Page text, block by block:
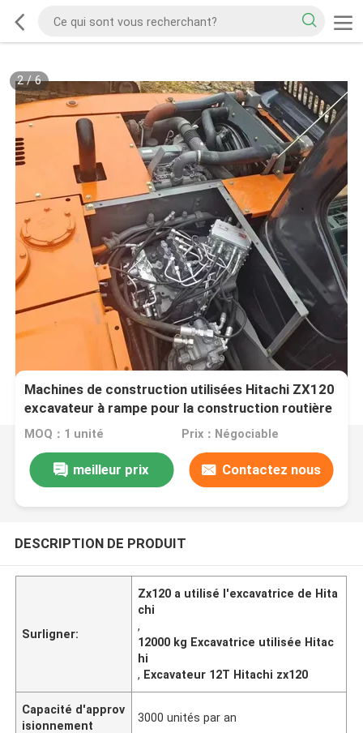
2/6
Machines de construction utilisées Hitachi ZX120
excavateur à rampe pour la construction routière
MOQ：1 unité Prix：Négociable
meilleur prix Contactez nous
DESCRIPTION DE PRODUIT
Surligner:
Zx120 a utilisé l'excavatrice de Hita
chi
,
12000 kg Excavatrice utilisée Hitac
hi
, Excavateur 12T Hitachi zx120
Capacité d'approv
isionnement
3000 unités par an